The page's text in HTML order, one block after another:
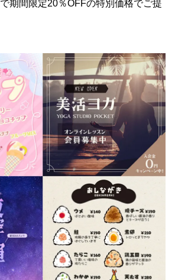
期間限定20％OFFの特別価格でご提